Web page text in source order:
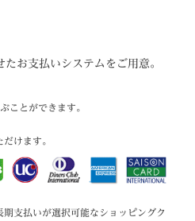
お支払いシステムをご用意。
ことができます。
けます。
支払いが選択可能なショッピングク